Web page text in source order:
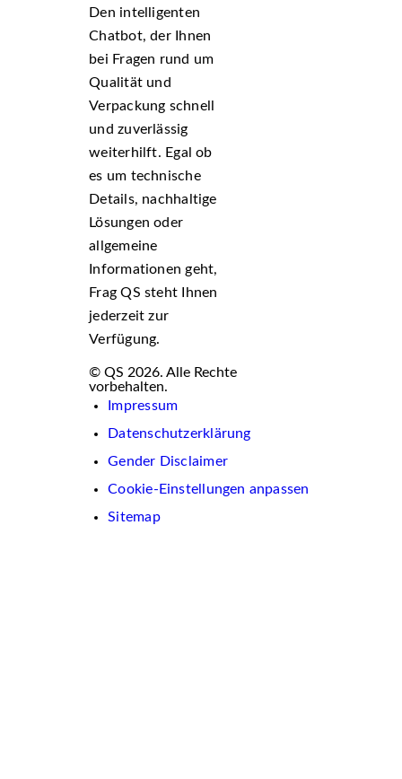
Den intelligenten
Chatbot, der Ihnen
bei Fragen rund um
Qualität und
Verpackung schnell
und zuverlässig
weiterhilft. Egal ob
es um technische
Details, nachhaltige
Lösungen oder
allgemeine
Informationen geht,
Frag QS steht Ihnen
jederzeit zur
Verfügung.
© QS 2026. Alle Rechte
vorbehalten.
Impressum
Datenschutzerklärung
Gender Disclaimer
Cookie-Einstellungen anpassen
Sitemap